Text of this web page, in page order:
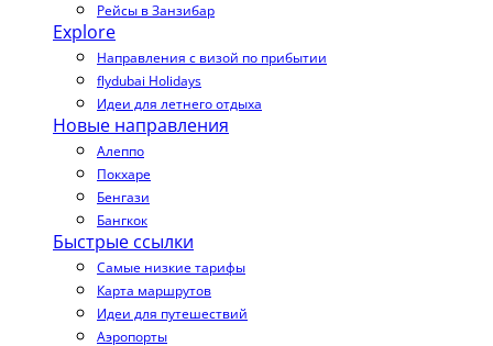
Рейсы в Занзибар
Explore
Направления с визой по прибытии
flydubai Holidays
Идеи для летнего отдыха
Новые направления
Алеппо
Покхаре
Бенгази
Бангкок
Быстрые ссылки
Самые низкие тарифы
Карта маршрутов
Идеи для путешествий
Аэропорты